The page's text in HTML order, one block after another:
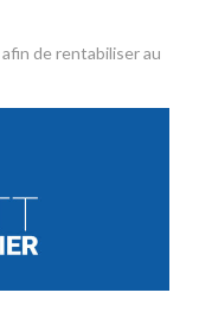
afin de rentabiliser au